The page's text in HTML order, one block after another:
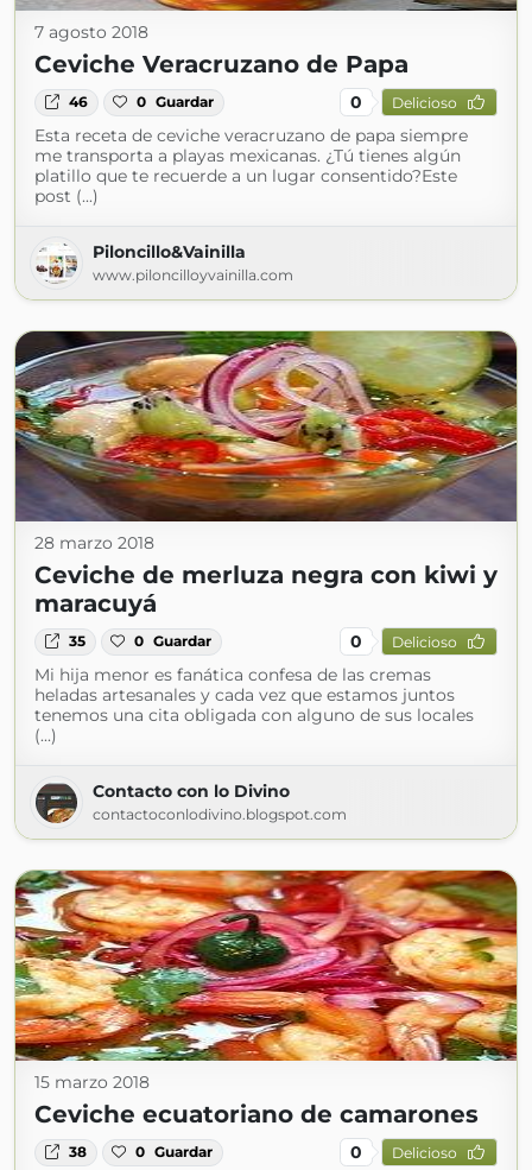
7 agosto 2018
Ceviche Veracruzano de Papa
46 0 Guardar 0 Delicioso
Esta receta de ceviche veracruzano de papa siempre
me transporta a playas mexicanas. ¿Tú tienes algún
platillo que te recuerde a un lugar consentido?Este
post (...)
Piloncillo&Vainilla
www.piloncilloyvainilla.com
28 marzo 2018
Ceviche de merluza negra con kiwi y
maracuyá
35 0 Guardar 0 Delicioso
Mi hija menor es fanática confesa de las cremas
heladas artesanales y cada vez que estamos juntos
tenemos una cita obligada con alguno de sus locales
(...)
Contacto con lo Divino
contactoconlodivino.blogspot.com
15 marzo 2018
Ceviche ecuatoriano de camarones
38 0 Guardar 0 Delicioso